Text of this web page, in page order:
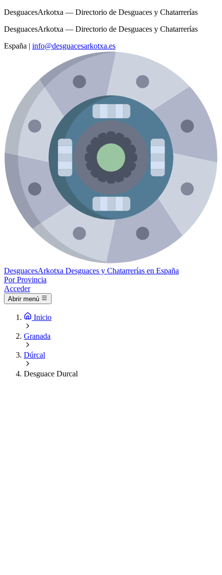
DesguacesArkotxa — Directorio de Desguaces y Chatarrerías
DesguacesArkotxa — Directorio de Desguaces y Chatarrerías
España | info@desguacesarkotxa.es
DesguacesArkotxa Desguaces y Chatarrerías en España
Por Provincia
Acceder
Abrir menú
Inicio
Granada
Dúrcal
Desguace Durcal